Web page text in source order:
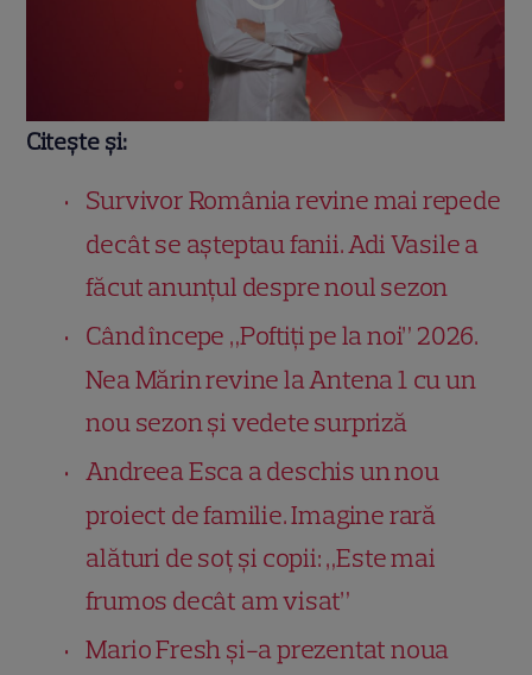
Citește și:
Survivor România revine mai repede
decât se așteptau fanii. Adi Vasile a
făcut anunțul despre noul sezon
Când începe „Poftiți pe la noi” 2026.
Nea Mărin revine la Antena 1 cu un
nou sezon și vedete surpriză
Andreea Esca a deschis un nou
proiect de familie. Imagine rară
alături de soț și copii: „Este mai
frumos decât am visat”
Mario Fresh și-a prezentat noua